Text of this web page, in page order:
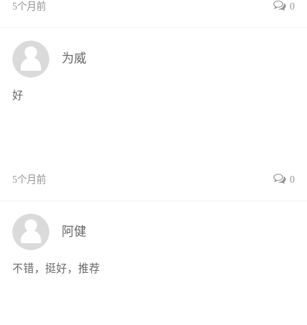
5个月前 0
为威
好
5个月前 0
阿健
不错，挺好，推荐